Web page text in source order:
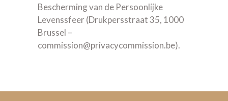
Bescherming van de Persoonlijke
Levenssfeer (Drukpersstraat 35, 1000
Brussel –
commission@privacycommission.be).